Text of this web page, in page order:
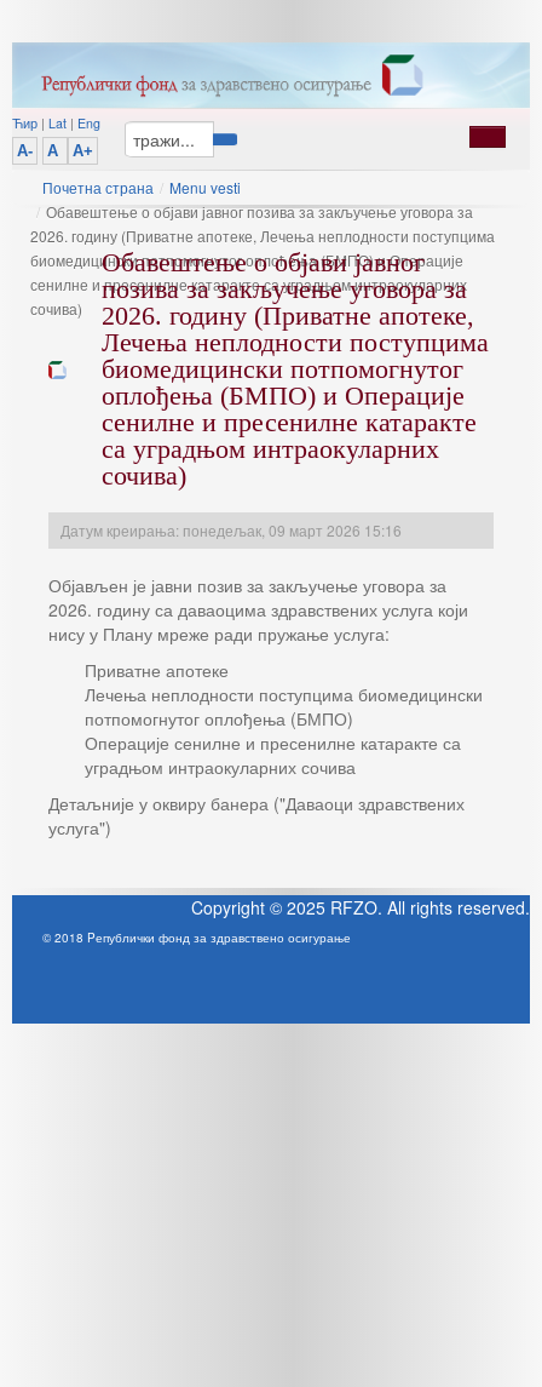
Ћир | Lat | Eng
A-
A A+
Почетна страна / Menu vesti
/ Обавештење о објави јавног позива за закључење уговора за
2026. годину (Приватне апотеке, Лечења неплодности поступцима
биомедицински потпомогнутог оплођења (БМПО) и Операције
сенилне и пресенилне катаракте са уградњом интраокуларних
сочива)
Обавештење о објави јавног
позива за закључење уговора за
2026. годину (Приватне апотеке,
Лечења неплодности поступцима
биомедицински потпомогнутог
оплођења (БМПО) и Операције
сенилне и пресенилне катаракте
са уградњом интраокуларних
сочива)
Датум креирања: понедељак, 09 март 2026 15:16
Објављен је јавни позив за закључење уговора за
2026. годину са даваоцима здравствених услуга који
нису у Плану мреже ради пружање услуга:
Приватне апотеке
Лечења неплодности поступцима биомедицински
потпомогнутог оплођења (БМПО)
Операције сенилне и пресенилне катаракте са
уградњом интраокуларних сочива
Детаљније у оквиру банера ("Даваоци здравствених
услуга")
Copyright © 2025 RFZO. All rights reserved.
© 2018 Pепублички фонд за здравствено осигурање